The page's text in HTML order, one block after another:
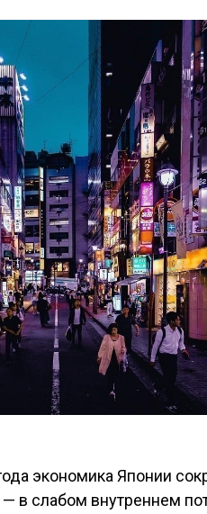
экономика Японии
в слабом внутреннем